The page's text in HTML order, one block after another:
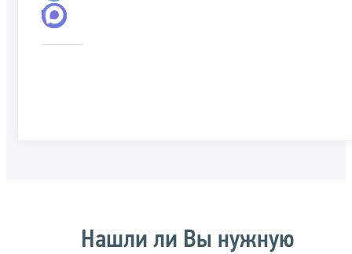
Нашли ли Вы нужную